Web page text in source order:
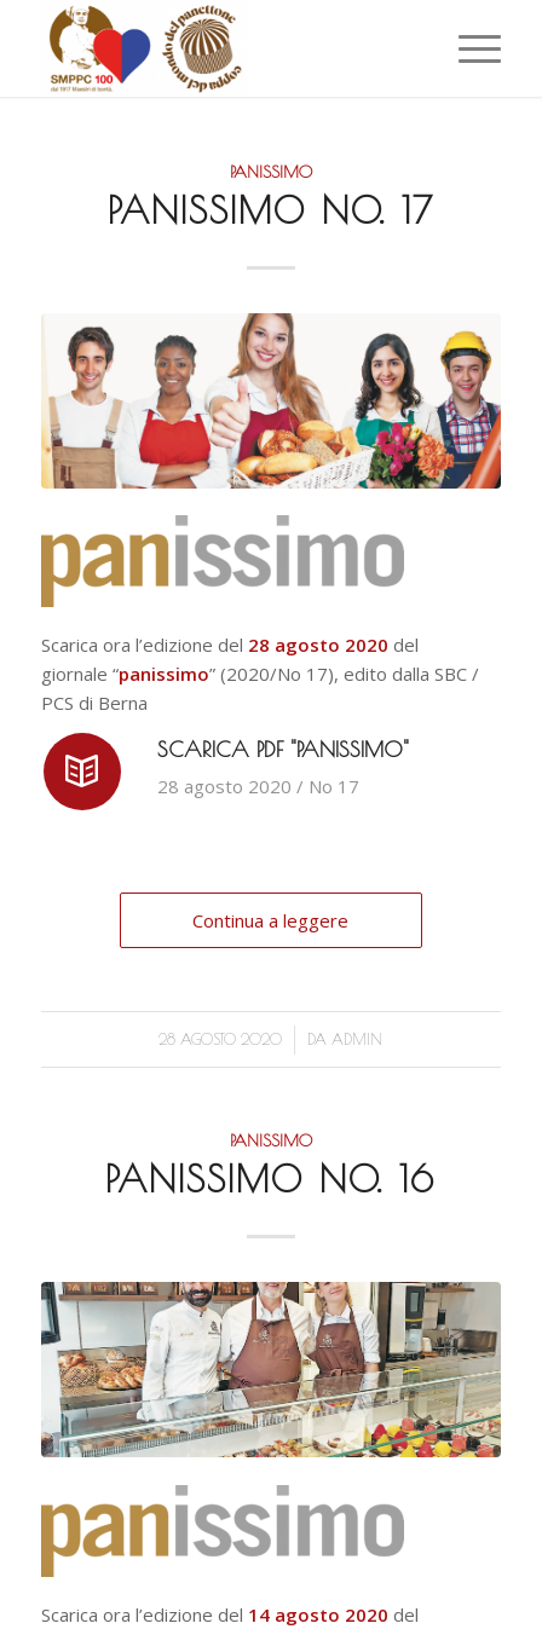
PANISSIMO
PANISSIMO NO. 17
Scarica ora l’edizione del 28 agosto 2020 del
giornale “panissimo” (2020/No 17), edito dalla SBC /
PCS di Berna
SCARICA PDF "PANISSIMO"
28 agosto 2020 / No 17
Continua a leggere
28 AGOSTO 2020
/ DAADMIN
PANISSIMO
PANISSIMO NO. 16
Scarica ora l’edizione del 14 agosto 2020 del